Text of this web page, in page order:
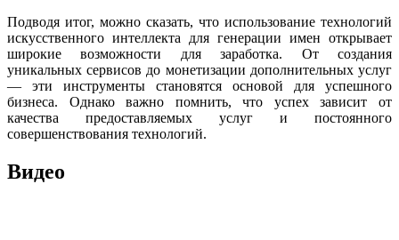
Подводя итог, можно сказать, что использование технологий
искусственного интеллекта для генерации имен открывает
широкие возможности для заработка. От создания
уникальных сервисов до монетизации дополнительных услуг
— эти инструменты становятся основой для успешного
бизнеса. Однако важно помнить, что успех зависит от
качества предоставляемых услуг и постоянного
совершенствования технологий.
Видео